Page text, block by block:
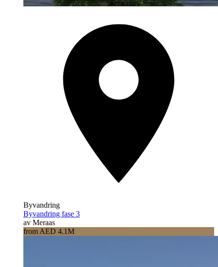
Byvandring
Byvandring fase 3
av Meraas
from AED 4.1M